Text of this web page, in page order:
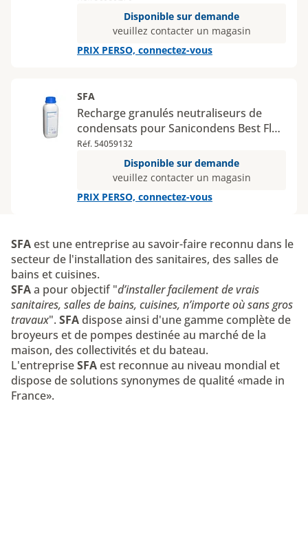
Nombre d'appareils raccordables : 1
Disponible sur demande
veuillez contacter un magasin
PRIX PERSO, connectez-vous
SFA
Recharge granulés neutraliseurs de
condensats pour Sanicondens Best Flat
et Sanineutral 1,2 kg
Réf. 54059132
Disponible sur demande
veuillez contacter un magasin
PRIX PERSO, connectez-vous
SFAest une entreprise au savoir-faire reconnu dans le
secteur de l'installation des sanitaires, des salles de
bains et cuisines.
SFAa pour objectif "d’installer facilement de vrais
sanitaires, salles de bains, cuisines, n’importe où sans gros
travaux". SFAdispose ainsi d'une gamme complète de
broyeurs et de pompes destinée au marché de la
maison, des collectivités et du bateau.
L'entrepriseSFAest reconnue au niveau mondial et
dispose de solutions synonymes de qualité «made in
France».